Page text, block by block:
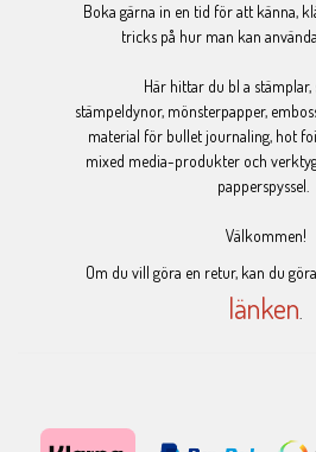
Boka gärna in en tid för att känna,
tricks på hur man kan
Här hittar du bl a stämplar,
stämpeldynor, mönsterpapper,
material för bullet journaling, hot
mixed media-produkter och
papperspyssel.
Välkommen!
Om du vill göra en retur, kan du
länken.